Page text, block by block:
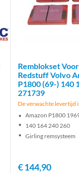
Remblokset
Redstuff Volvo
P1800 (69-) 140
271739
De verwachte levertijd
Amazon P1800
140 164 240 260
Girling remsysteem
€144,90